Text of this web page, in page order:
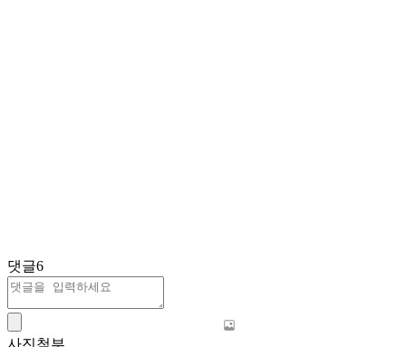
댓글6
사진첨부